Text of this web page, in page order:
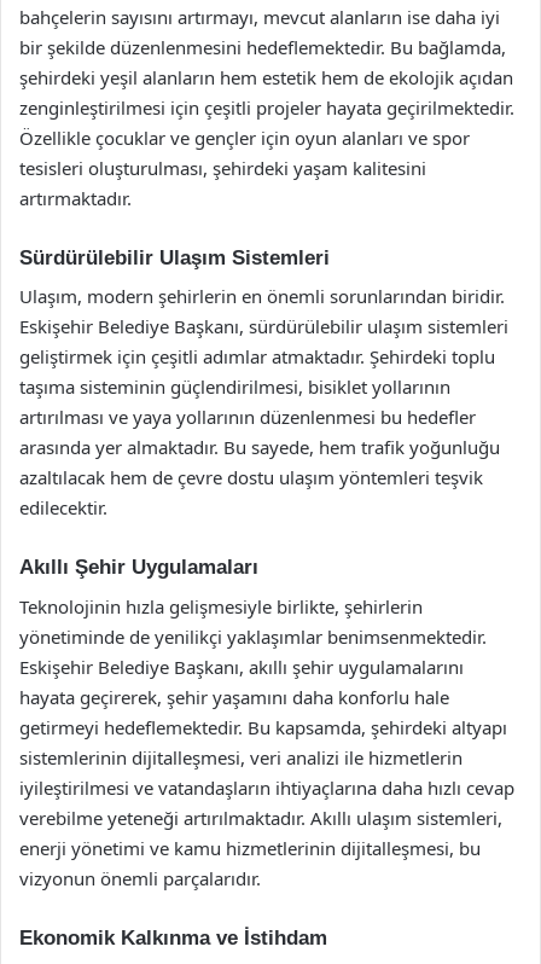
bahçelerin sayısını artırmayı, mevcut alanların ise daha iyi
bir şekilde düzenlenmesini hedeflemektedir. Bu bağlamda,
şehirdeki yeşil alanların hem estetik hem de ekolojik açıdan
zenginleştirilmesi için çeşitli projeler hayata geçirilmektedir.
Özellikle çocuklar ve gençler için oyun alanları ve spor
tesisleri oluşturulması, şehirdeki yaşam kalitesini
artırmaktadır.
Sürdürülebilir Ulaşım Sistemleri
Ulaşım, modern şehirlerin en önemli sorunlarından biridir.
Eskişehir Belediye Başkanı, sürdürülebilir ulaşım sistemleri
geliştirmek için çeşitli adımlar atmaktadır. Şehirdeki toplu
taşıma sisteminin güçlendirilmesi, bisiklet yollarının
artırılması ve yaya yollarının düzenlenmesi bu hedefler
arasında yer almaktadır. Bu sayede, hem trafik yoğunluğu
azaltılacak hem de çevre dostu ulaşım yöntemleri teşvik
edilecektir.
Akıllı Şehir Uygulamaları
Teknolojinin hızla gelişmesiyle birlikte, şehirlerin
yönetiminde de yenilikçi yaklaşımlar benimsenmektedir.
Eskişehir Belediye Başkanı, akıllı şehir uygulamalarını
hayata geçirerek, şehir yaşamını daha konforlu hale
getirmeyi hedeflemektedir. Bu kapsamda, şehirdeki altyapı
sistemlerinin dijitalleşmesi, veri analizi ile hizmetlerin
iyileştirilmesi ve vatandaşların ihtiyaçlarına daha hızlı cevap
verebilme yeteneği artırılmaktadır. Akıllı ulaşım sistemleri,
enerji yönetimi ve kamu hizmetlerinin dijitalleşmesi, bu
vizyonun önemli parçalarıdır.
Ekonomik Kalkınma ve İstihdam